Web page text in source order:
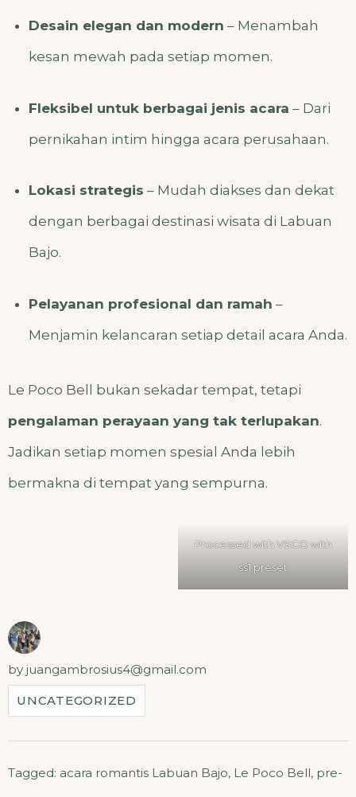
Desain elegan dan modern – Menambah
kesan mewah pada setiap momen.
Fleksibel untuk berbagai jenis acara – Dari
pernikahan intim hingga acara perusahaan.
Lokasi strategis – Mudah diakses dan dekat
dengan berbagai destinasi wisata di Labuan
Bajo.
Pelayanan profesional dan ramah –
Menjamin kelancaran setiap detail acara Anda.
Le Poco Bell bukan sekadar tempat, tetapi
pengalaman perayaan yang tak terlupakan.
Jadikan setiap momen spesial Anda lebih
bermakna di tempat yang sempurna.
Processed with VSCO with
ss1 preset
by juangambrosius4@gmail.com
UNCATEGORIZED
Tagged: acara romantis Labuan Bajo, Le Poco Bell, pre-